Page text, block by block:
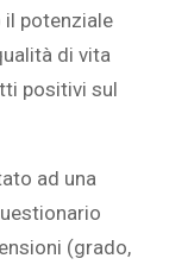
potenziale
di vita
positivi sul
ad una
(grado,